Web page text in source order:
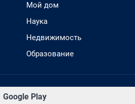
Мой дом
Наука
Недвижимость
Образование
Google Play